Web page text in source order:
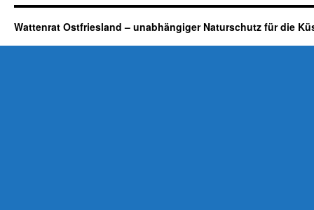
Wattenrat Ostfriesland – unabhängiger Naturschutz für die